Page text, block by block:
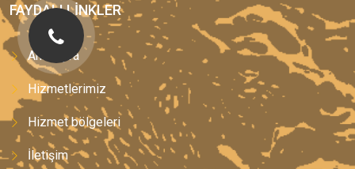
FAYDALI LINKLER
Anasayfa
Hizmetlerimiz
Hizmet bölgeleri
İletişim